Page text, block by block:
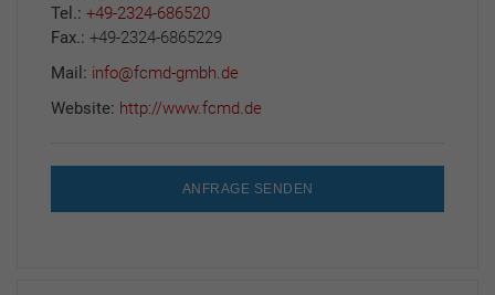
Tel.: +49-2324-686520
Fax.: +49-2324-6865229
Mail: info@fcmd-gmbh.de
Website: http://www.fcmd.de
ANFRAGE SENDEN